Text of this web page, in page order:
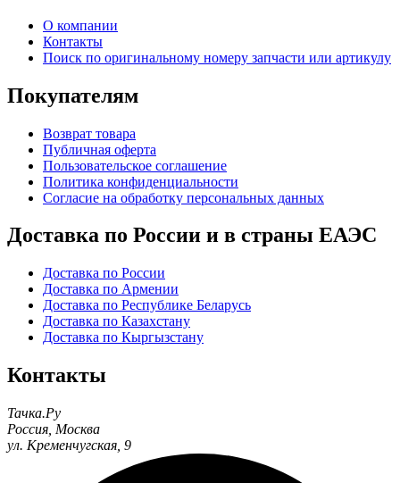
О компании
Контакты
Поиск по оригинальному номеру запчасти или артикулу
Покупателям
Возврат товара
Публичная оферта
Пользовательское соглашение
Политика конфиденциальности
Согласие на обработку персональных данных
Доставка по России и в страны ЕАЭС
Доставка по России
Доставка по Армении
Доставка по Республике Беларусь
Доставка по Казахстану
Доставка по Кыргызстану
Контакты
Тачка.Ру
Россия Москва
ул. Кременчугская, 9